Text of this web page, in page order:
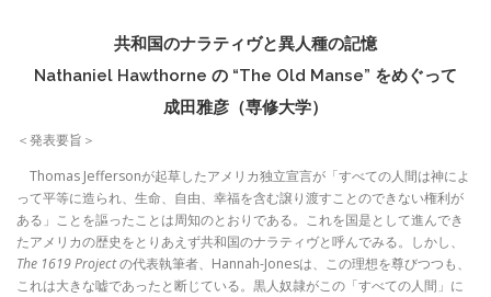
共和国のナラティヴと異人種の記憶
Nathaniel Hawthorne の “The Old Manse” をめぐって
成田雅彦（専修大学）
＜発表要旨＞
Thomas Jeffersonが起草したアメリカ独立宣言が「すべての人間は神によ
って平等に造られ、生命、自由、幸福を含む譲り渡すことのできない権利が
ある」ことを謳ったことは周知のとおりである。これを国是として進んでき
たアメリカの歴史をとりあえず共和国のナラティヴと呼んでみる。しかし、
The 1619 Projectの代表執筆者、Hannah-Jonesは、この理想を尊びつつも、
これは大きな嘘であったと断じている。黒人奴隷がこの「すべての人間」に